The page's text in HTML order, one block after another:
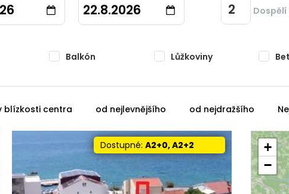
22.8.2026 Dospělí
Balkón Lůžkoviny
blízkosti centra od nejlevnějšího od nejdražšího
+
−
Dostupné: A2+0, A2+2